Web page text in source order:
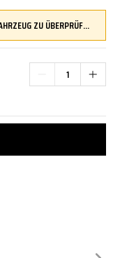
DRÜCKEN SIE AUF DEN BUTTON, UM IHR FAHRZEUG ZU ÜBERPRÜFEN UND SICHERZUSTELLEN, DASS DIESES TEIL KOMPATIBEL IST, BEVOR SIE ES BESTELLEN